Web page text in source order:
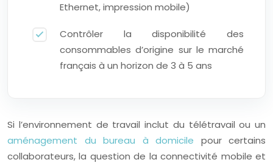
Ethernet, impression mobile)
Contrôler la disponibilité des
consommables d’origine sur le marché
français à un horizon de 3 à 5 ans
Si l’environnement de travail inclut du télétravail ou un
aménagement du bureau à domicile pour certains
collaborateurs, la question de la connectivité mobile et